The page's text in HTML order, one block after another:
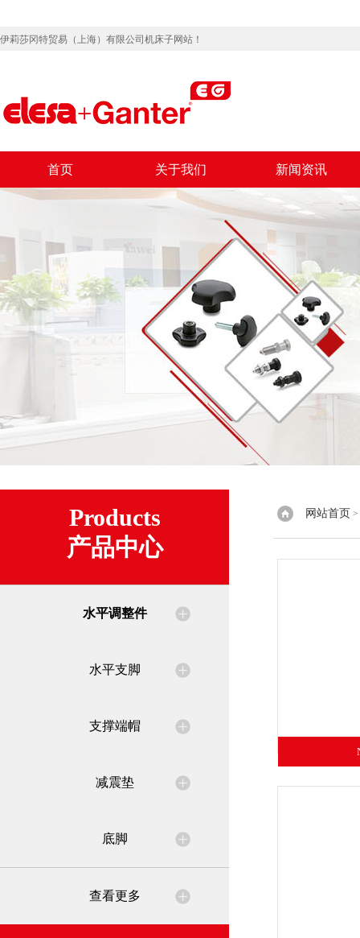
伊莉莎冈特贸易（上海）有限公司机床子网站！
首页 关于我们 新闻资讯
Products
产品中心
水平调整件
水平支脚
支撑端帽
减震垫
底脚
查看更多
网站首页 >